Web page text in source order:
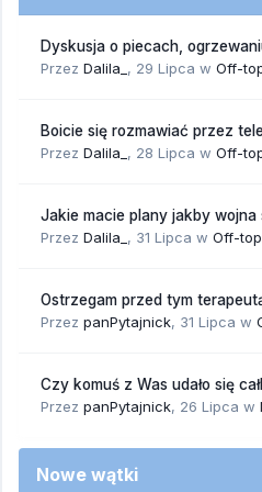
Dyskusja o piecach,
Przez Dalila_ , 29 Lipca w Off-
Boicie się rozmawiać przez
Przez Dalila_ , 28 Lipca w Off-
Jakie macie plany jakby wojna
Przez Dalila_ , 31 Lipca w Off-
Ostrzegam przed tym
Przez panPytajnick, 31 Lipca w
Czy komuś z Was udało się
Przez panPytajnick, 26 Lipca w
Nowe wątki